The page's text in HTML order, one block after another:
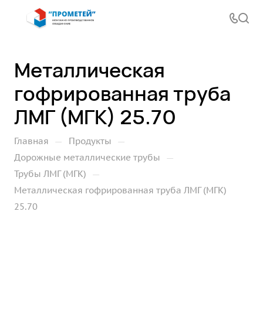
Металлическая
гофрированная труба
ЛМГ (МГК) 25.70
Главная — Продукты —
Дорожные металлические трубы —
Трубы ЛМГ (МГК) —
Металлическая гофрированная труба ЛМГ (МГК)
25.70